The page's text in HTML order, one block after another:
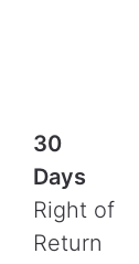
30
Days
Right of
Return